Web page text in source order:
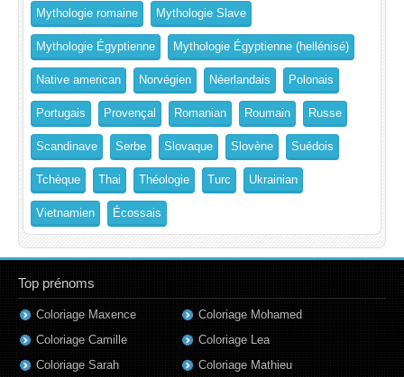
Mythologie romaine Mythologie Slave
Mythologie Égyptienne Mythologie Égyptienne (hellénisé)
Native american Norvégien Néerlandais Polonais
Portugais Provençal Romanian Roumain Russe
Scandinave Serbe Slovaque Slovène Suédois
Tchèque Thai Théologie Turc Ukrainian
Vietnamien Écossais
Top prénoms
Coloriage Maxence
Coloriage Camille
Coloriage Sarah
Coloriage Mohamed
Coloriage Lea
Coloriage Mathieu